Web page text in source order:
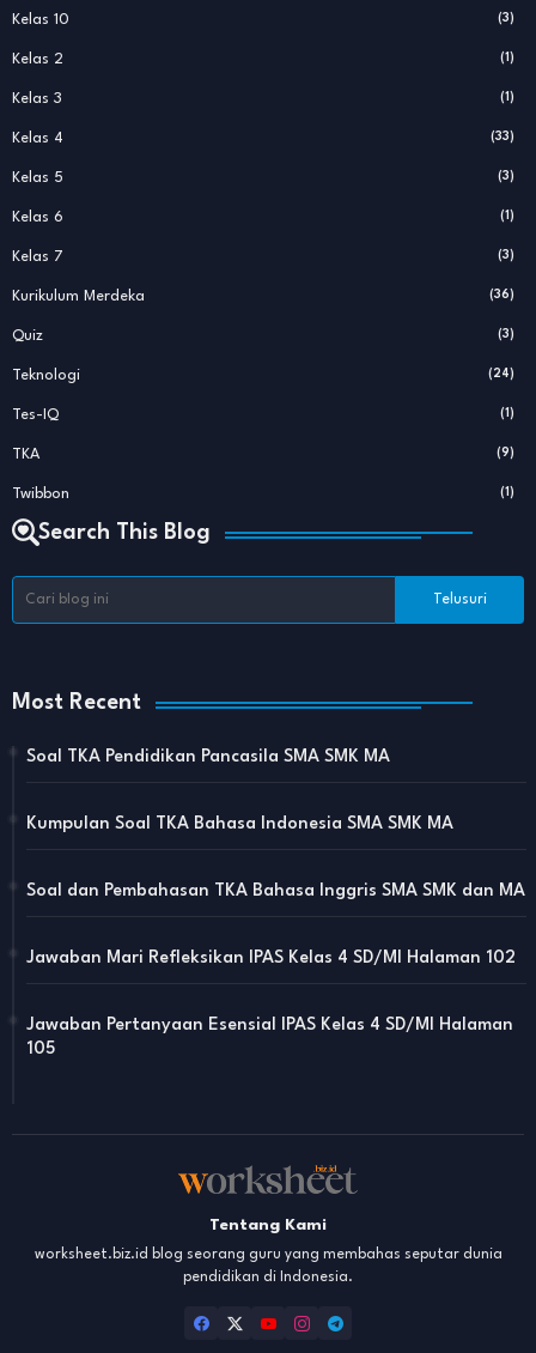
Kelas 10 (3)
Kelas 2 (1)
Kelas 3 (1)
Kelas 4 (33)
Kelas 5 (3)
Kelas 6 (1)
Kelas 7 (3)
Kurikulum Merdeka (36)
Quiz (3)
Teknologi (24)
Tes-IQ (1)
TKA (9)
Twibbon (1)
Search This Blog
Most Recent
Soal TKA Pendidikan Pancasila SMA SMK MA
Kumpulan Soal TKA Bahasa Indonesia SMA SMK MA
Soal dan Pembahasan TKA Bahasa Inggris SMA SMK dan MA
Jawaban Mari Refleksikan IPAS Kelas 4 SD/MI Halaman 102
Jawaban Pertanyaan Esensial IPAS Kelas 4 SD/MI Halaman
105
Tentang Kami
worksheet.biz.id blog seorang guru yang membahas seputar dunia
pendidikan di Indonesia.